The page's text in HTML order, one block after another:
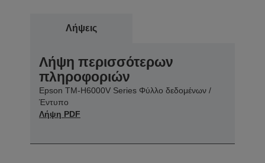
Λήψεις
Λήψη περισσότερων
πληροφοριών
Epson TM-H6000V Series Φύλλο δεδομένων /
Έντυπο
Λήψη PDF